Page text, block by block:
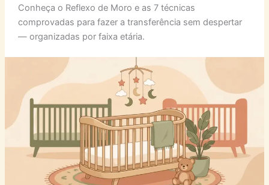
Conheça o Reflexo de Moro e as 7 técnicas
comprovadas para fazer a transferência sem despertar
— organizadas por faixa etária.